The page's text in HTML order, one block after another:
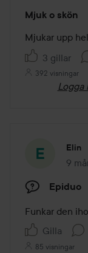
5
av
5
Mjuk o skön
Mjukar upp
3 gillar
392 visningar
Logga
Elin
9
Epiduo
Funkar den
Gilla
85 visningar